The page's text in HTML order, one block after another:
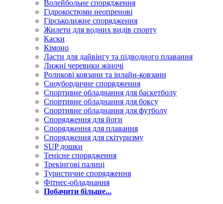
Волейбольне спорядження
Гідрокостюми неопренові
Гірськолижне спорядження
Жилети для водних видів спорту
Каски
Кімоно
Ласти для дайвінгу та підводного плавання
Лижні черевики жіночі
Роликові ковзани та інлайн-ковзани
Сноубордичне спорядження
Спортивне обладнання для баскетболу
Спортивне обладнання для боксу
Спортивне обладнання для футболу
Спорядження для йоги
Спорядження для плавання
Спорядження для скітуризму
SUP дошки
Тенісне спорядження
Трекінгові палиці
Туристичне спорядження
Фітнес-обладнання
Побачити більше...